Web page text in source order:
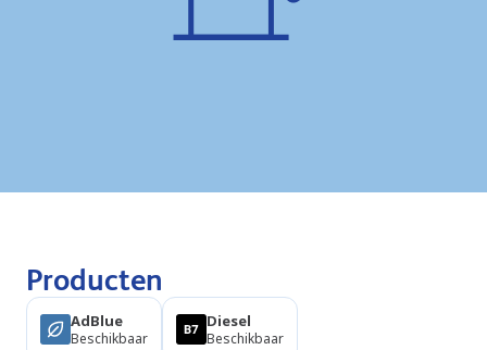
Producten
AdBlue
Beschikbaar
Diesel
Beschikbaar